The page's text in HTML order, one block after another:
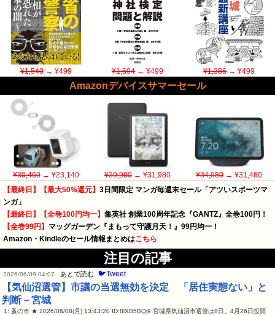
¥1,540→ ¥499 ¥1,694→ ¥499 ¥1,386→ ¥499
Amazonデバイスサマーセール
¥30,460→ ¥23,140 ¥39,980→ ¥31,980 ¥34,980→ ¥31,480
【最終日】【最大50%還元】 3日間限定 マンガ毎週末セール「アツいスポーツマ
ンガ」
【最終日】【全巻100円均一】 集英社 創業100周年記念『GANTZ』全巻100円！
【全巻99円】 マッグガーデン『まもって守護月天！』99円均一！
Amazon・Kindleのセール情報まとめはこちら
注目の記事
2026/06/09 04:07 あとで読む 🐦Tweet
【気仙沼選管】市議の当選無効を決定 「居住実態ない」と
判断－宮城
1: 蚤の市 ★ 2026/06/08(月) 13:43:20 ID:8lXB5BQj9 宮城県気仙沼市選管は8日、4月26日投開